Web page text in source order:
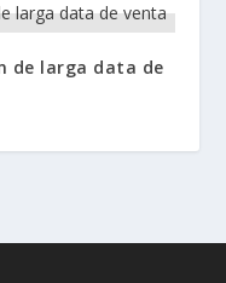
de larga data de